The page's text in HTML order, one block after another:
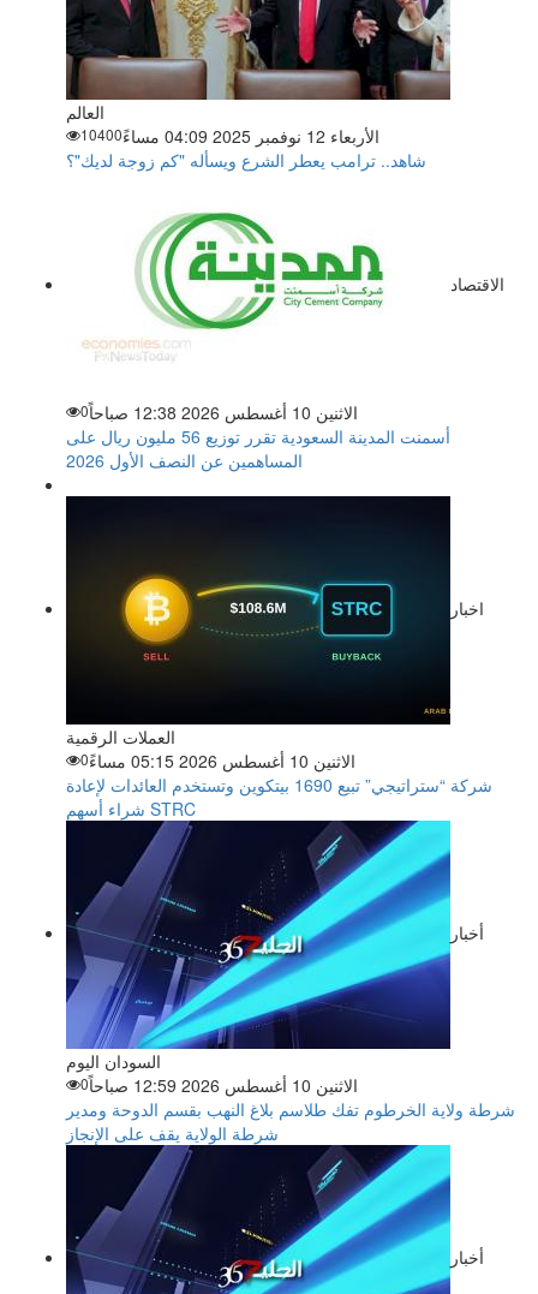
العالم
الأربعاء 12 نوفمبر 2025 04:09 مساءً
10400
شاهد.. ترامب يعطر الشرع ويسأله "كم زوجة لديك"؟
الاقتصاد
الاثنين 10 أغسطس 2026 12:38 صباحاً 0
أسمنت المدينة السعودية تقرر توزيع 56 مليون ريال على
المساهمين عن النصف الأول 2026
اخبار
العملات الرقمية
الاثنين 10 أغسطس 2026 05:15 مساءً
0
شركة “ستراتيجي” تبيع 1690 بيتكوين وتستخدم العائدات لإعادة
شراء أسهم STRC
أخبار
السودان اليوم
الاثنين 10 أغسطس 2026 12:59 صباحاً
0
شرطة ولاية الخرطوم تفك طلاسم بلاغ النهب بقسم الدوحة ومدير
شرطة الولاية يقف على الإنجاز
أخبار